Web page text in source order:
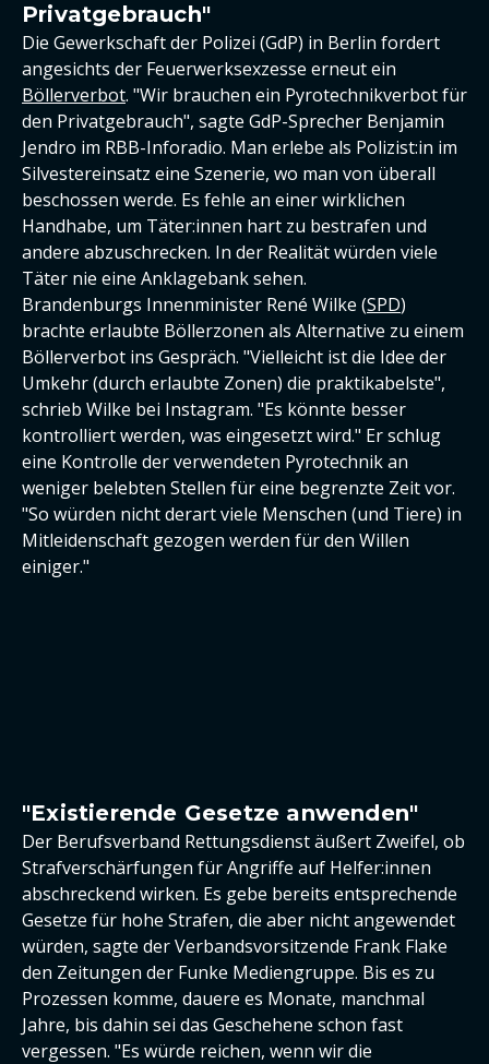
Privatgebrauch"
Die Gewerkschaft der Polizei (GdP) in Berlin fordert
angesichts der Feuerwerksexzesse erneut ein
Böllerverbot. "Wir brauchen ein Pyrotechnikverbot für
den Privatgebrauch", sagte GdP-Sprecher Benjamin
Jendro im RBB-Inforadio. Man erlebe als Polizist:in im
Silvestereinsatz eine Szenerie, wo man von überall
beschossen werde. Es fehle an einer wirklichen
Handhabe, um Täter:innen hart zu bestrafen und
andere abzuschrecken. In der Realität würden viele
Täter nie eine Anklagebank sehen.
Brandenburgs Innenminister René Wilke (SPD)
brachte erlaubte Böllerzonen als Alternative zu einem
Böllerverbot ins Gespräch. "Vielleicht ist die Idee der
Umkehr (durch erlaubte Zonen) die praktikabelste",
schrieb Wilke bei Instagram. "Es könnte besser
kontrolliert werden, was eingesetzt wird." Er schlug
eine Kontrolle der verwendeten Pyrotechnik an
weniger belebten Stellen für eine begrenzte Zeit vor.
"So würden nicht derart viele Menschen (und Tiere) in
Mitleidenschaft gezogen werden für den Willen
einiger."
"Existierende Gesetze anwenden"
Der Berufsverband Rettungsdienst äußert Zweifel, ob
Strafverschärfungen für Angriffe auf Helfer:innen
abschreckend wirken. Es gebe bereits entsprechende
Gesetze für hohe Strafen, die aber nicht angewendet
würden, sagte der Verbandsvorsitzende Frank Flake
den Zeitungen der Funke Mediengruppe. Bis es zu
Prozessen komme, dauere es Monate, manchmal
Jahre, bis dahin sei das Geschehene schon fast
vergessen. "Es würde reichen, wenn wir die